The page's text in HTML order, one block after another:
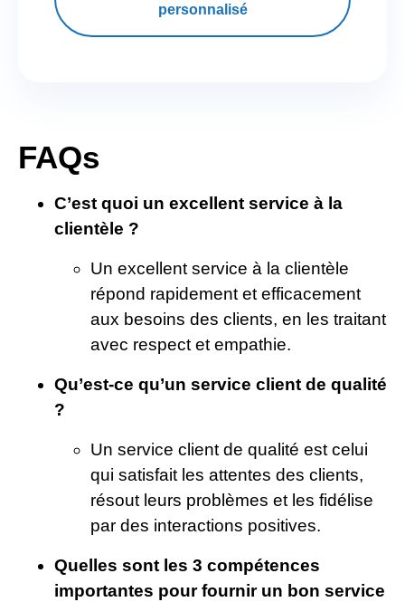
personnalisé
FAQs
C’est quoi un excellent service à la
clientèle ?
Un excellent service à la clientèle
répond rapidement et efficacement
aux besoins des clients, en les traitant
avec respect et empathie.
Qu’est-ce qu’un service client de qualité
?
Un service client de qualité est celui
qui satisfait les attentes des clients,
résout leurs problèmes et les fidélise
par des interactions positives.
Quelles sont les 3 compétences
importantes pour fournir un bon service